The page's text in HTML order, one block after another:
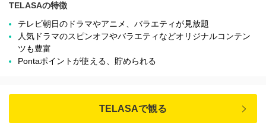
TELASAの特徴
テレビ朝日のドラマやアニメ、バラエティが見放題
人気ドラマのスピンオフやバラエティなどオリジナルコンテン
ツも豊富
Pontaポイントが使える、貯められる
TELASAで観る